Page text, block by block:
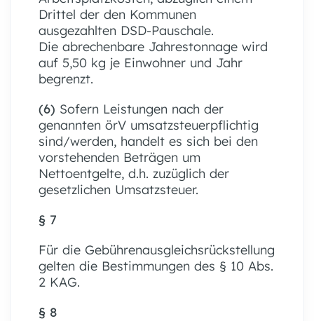
Drittel der den Kommunen
ausgezahlten DSD-Pauschale.
Die abrechenbare Jahrestonnage wird
auf 5,50 kg je Einwohner und Jahr
begrenzt.
(6) Sofern Leistungen nach der
genannten örV umsatzsteuerpflichtig
sind/werden, handelt es sich bei den
vorstehenden Beträgen um
Nettoentgelte, d.h. zuzüglich der
gesetzlichen Umsatzsteuer.
§ 7
Für die Gebührenausgleichsrückstellung
gelten die Bestimmungen des § 10 Abs.
2 KAG.
§ 8